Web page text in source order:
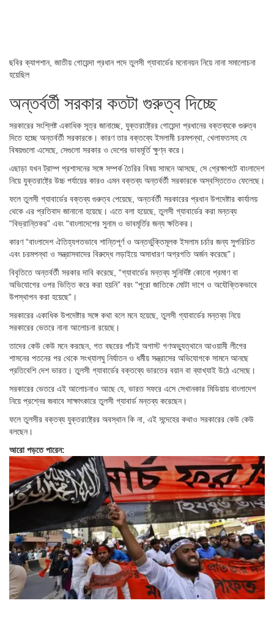
ছবির ক্যাপশান, জাতীয় গোয়েন্দা প্রধান পদে তুলসী গ্যাবার্ডের মনোনয়ন নিয়ে নানা সমালোচনা
হয়েছিল
অন্তর্বর্তী সরকার কতটা গুরুত্ব দিচ্ছে
সরকারের সংশ্লিষ্ট একাধিক সূত্র জানাচ্ছে, যুক্তরাষ্ট্রের গোয়েন্দা প্রধানের বক্তব্যকে গুরুত্ব
দিতে হচ্ছে অন্তর্বর্তী সরকারকে। কারণ তার বক্তব্যে ইসলামী চরমপন্থা, খেলাফতসহ যে
বিষয়গুলো এসেছে, সেগুলো সরকার ও দেশের ভাবমূর্তি ক্ষুণ্ন করে।
এছাড়া যখন ট্রাম্প প্রশাসনের সঙ্গে সম্পর্ক তৈরির বিষয় সামনে আসছে, সে প্রেক্ষাপটে বাংলাদেশ
নিয়ে যুক্তরাষ্ট্রে উচ্চ পর্যায়ের কারও এমন বক্তব্য অন্তর্বর্তী সরকারকে অস্বস্তিতেও ফেলেছে।
ফলে তুলসী গ্যাবার্ডের বক্তব্য গুরুত্ব পেয়েছে, অন্তর্বর্তী সরকারের প্রধান উপদেষ্টার কার্যালয়
থেকে এর প্রতিবাদ জানানো হয়েছে। এতে বলা হয়েছে, তুলসী গ্যাবার্ডের করা মন্তব্য
“বিভ্রান্তিকর” এবং “বাংলাদেশের সুনাম ও ভাবমূর্তির জন্য ক্ষতিকর।
কারণ “বাংলাদেশ ঐতিহ্যগতভাবে শান্তিপূর্ণ ও অন্তর্ভুক্তিমূলক ইসলাম চর্চার জন্য সুপরিচিত
এবং চরমপন্থা ও সন্ত্রাসবাদের বিরুদ্ধে লড়াইয়ে অসাধারণ অগ্রগতি অর্জন করেছে”।
বিবৃতিতে অন্তর্বর্তী সরকার দাবি করেছে, “গ্যাবার্ডের মন্তব্য সুনির্দিষ্ট কোনো প্রমাণ বা
অভিযোগের ওপর ভিত্তি করে করা হয়নি” বরং “পুরো জাতিকে মোটা দাগে ও অযৌক্তিকভাবে
উপস্থাপন করা হয়েছে”।
সরকারের একাধিক উপদেষ্টার সঙ্গে কথা বলে মনে হয়েছে, তুলসী গ্যাবার্ডের মন্তব্য নিয়ে
সরকারের ভেতরে নানা আলোচনা রয়েছে।
তাদের কেউ কেউ মনে করছেন, গত বছরের পাঁচই অগাস্ট গণঅভ্যুত্থানে আওয়ামী লীগের
শাসনের পতনের পর থেকে সংখ্যালঘু নির্যাতন ও ধর্মীয় সন্ত্রাসের অভিযোগকে সামনে আনছে
প্রতিবেশি দেশ ভারত। তুলসী গ্যাবার্ডের বক্তব্যে ভারতের বয়ান বা ব্যাখ্যাই উঠে এসেছে।
সরকারের ভেতরে এই আলোচনাও আছে যে, ভারত সফরে এসে সেখানকার মিডিয়ায় বাংলাদেশ
নিয়ে প্রশ্নের জবাবে সাক্ষাৎকারে তুলসী গ্যাবার্ড মন্তব্য করেছেন।
ফলে তুলসীর বক্তব্য যুক্তরাষ্ট্রের অবস্থান কি না, এই সন্দেহের কথাও সরকারের কেউ কেউ
বলছেন।
আরো পড়তে পারেন: